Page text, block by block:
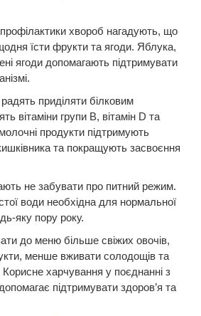
хвороб нагадують, що
їсти фрукти та ягоди. Яблука,
ягоди допомагають підтримувати
приділяти білковим
вітаміни групи В, вітамін D та
продукти підтримують
та покращують засвоєння
не забувати про питний режим.
води необхідна для нормальної
яку пору року.
до меню більше свіжих овочів,
менше вживати солодощів та
Корисне харчування у поєднанні з
підтримувати здоров’я та